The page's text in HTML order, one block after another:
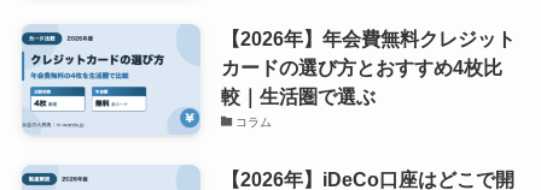
【2026年】年会費無料クレジット
カードの選び方とおすすめ4枚比
較｜生活圏で選ぶ
コラム
【2026年】iDeCo口座はどこで開